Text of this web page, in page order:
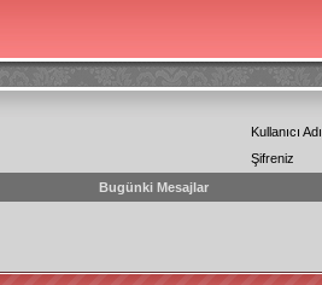
Kullanıcı Adı
Şifreniz
Bugünki Mesajlar